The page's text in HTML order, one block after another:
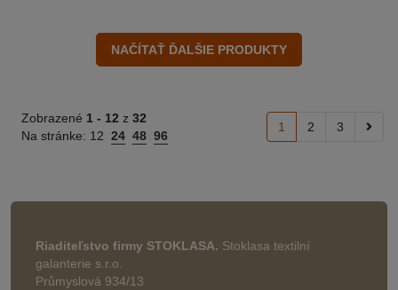
Zobrazené 1 - 12 z 32
Na stránke: 12 24 48 96
1 2 3
Riaditeľstvo firmy STOKLASA. Stoklasa textilní
galanterie s.r.o.
Průmyslová 934/13